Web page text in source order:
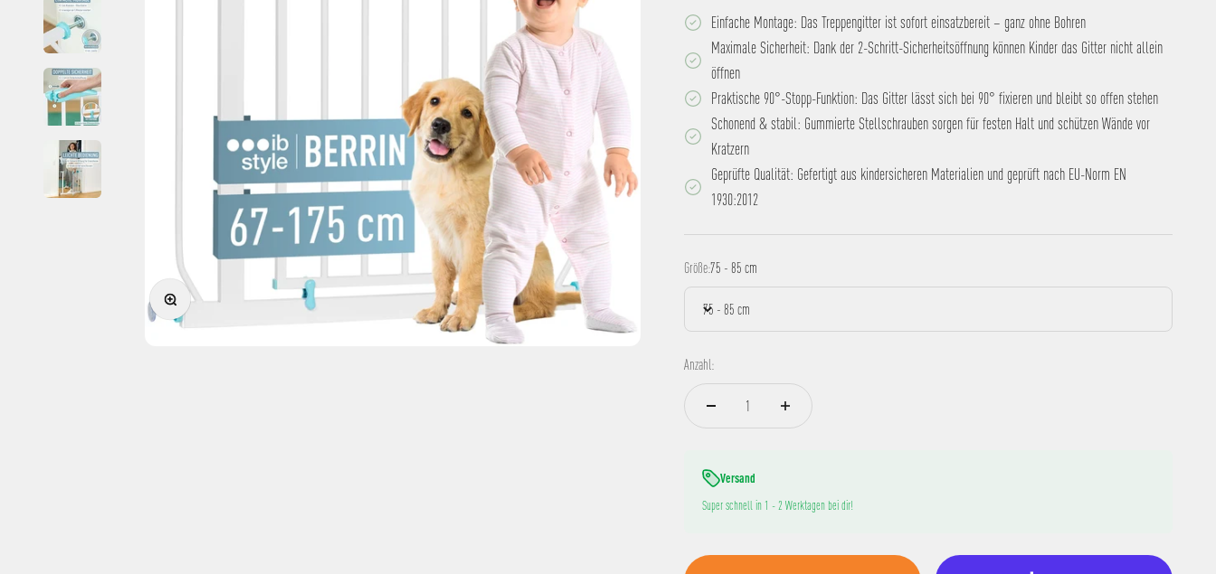
Bild vergrößern
Einfache Montage: Das Treppengitter ist sofort einsatzbereit – ganz ohne Bohren
Maximale Sicherheit: Dank der 2-Schritt-Sicherheitsöffnung können Kinder das Gitter nicht allein
öffnen
Praktische 90°-Stopp-Funktion: Das Gitter lässt sich bei 90° fixieren und bleibt so offen stehen
Schonend & stabil: Gummierte Stellschrauben sorgen für festen Halt und schützen Wände vor
Kratzern
Geprüfte Qualität: Gefertigt aus kindersicheren Materialien und geprüft nach EU-Norm EN
1930:2012
Größe:75 - 85 cm
75 - 85 cm
Anzahl:
Versand
Super schnell in 1 - 2 Werktagen bei dir!